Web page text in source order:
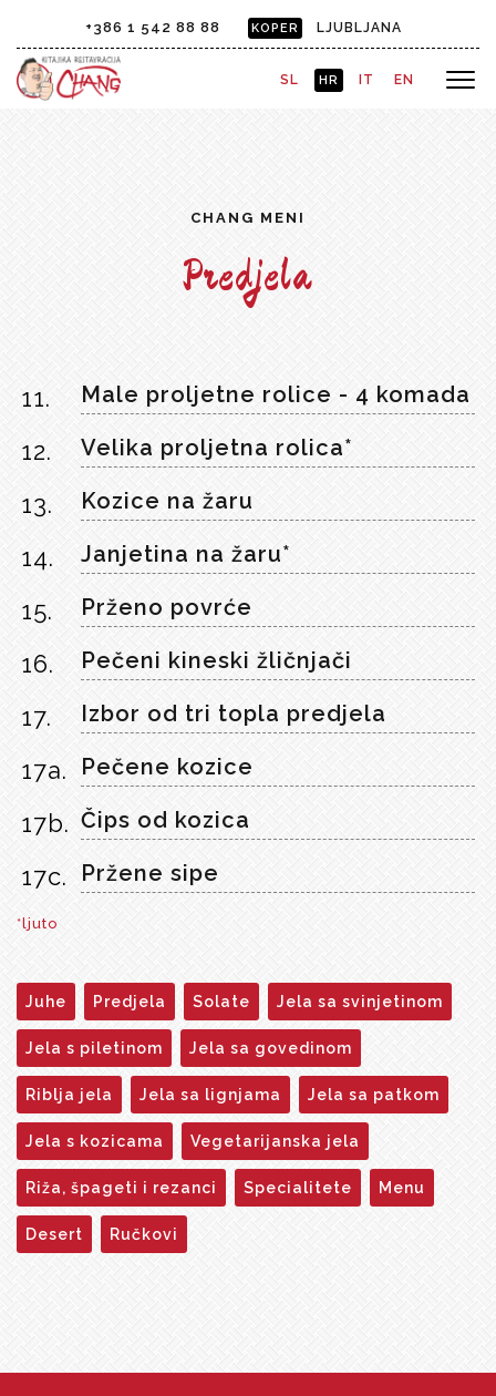
+386 1 542 88 88 KOPER LJUBLJANA
SL HR IT EN
CHANG MENI
Predjela
11. Male proljetne rolice - 4 komada
12. Velika proljetna rolica*
13. Kozice na žaru
14. Janjetina na žaru*
15. Prženo povrće
16. Pečeni kineski žličnjači
17. Izbor od tri topla predjela
17a. Pečene kozice
17b. Čips od kozica
17c. Pržene sipe
*ljuto
Juhe Predjela Solate Jela sa svinjetinom
Jela s piletinom Jela sa govedinom
Riblja jela Jela sa lignjama Jela sa patkom
Jela s kozicama Vegetarijanska jela
Riža, špageti i rezanci Specialitete Menu
Desert Ručkovi